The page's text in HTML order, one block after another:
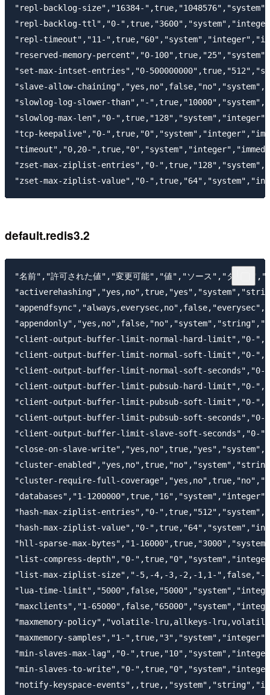
"repl-backlog-size","16384-
"repl-backlog-ttl","0-
"repl-timeout","11-
"reserved-memory-percent","0-
"set-max-intset-entries","0-
"slave-allow-
"slowlog-log-slower-than","-
"slowlog-max-len","0-
"tcp-keepalive","0-
"timeout","0,20-
"zset-max-ziplist-entries","0-
default.redis3.2
"名前","許可された値","変更可能","値","ソース","タイプ","
"client-output-buffer-limit-normal-hard-limit","0-
"client-output-buffer-limit-normal-soft-limit","0-
"client-output-buffer-limit-normal-soft-
"client-output-buffer-limit-pubsub-hard-limit","0-
"client-output-buffer-limit-pubsub-soft-limit","0-
"client-output-buffer-limit-pubsub-soft-
"client-output-buffer-limit-slave-soft-seconds","0-
"close-on-slave-
"cluster-
"cluster-require-full-
"databases","1-
"hash-max-ziplist-entries","0-
"hash-max-ziplist-value","0-
"hll-sparse-max-bytes","1-
"list-compress-depth","0-
"list-max-ziplist-size","-5,-4,-3,-2,-1,1-",false,"-
"lua-time-
"maxclients","1-
"maxmemory-policy","volatile-lru,allkeys-
"maxmemory-samples","1-
"min-slaves-max-lag","0-
"min-slaves-to-write","0-
"notify-keyspace-